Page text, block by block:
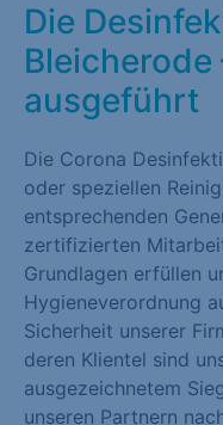
Die
Bleicherode
ausgeführt
Die Corona
oder speziellen
entsprechenden
zertifizierten
Grundlagen erfüllen
Hygieneverordnung
Sicherheit unserer
deren Klientel sind
ausgezeichnetem
unseren Partnern